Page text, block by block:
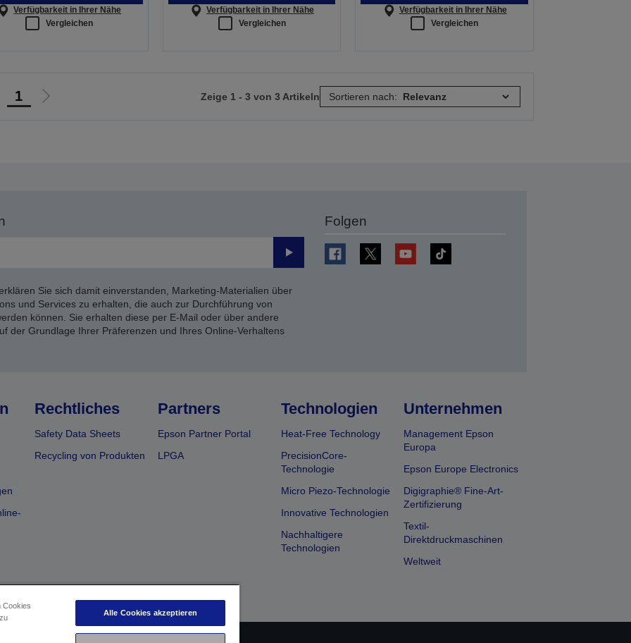
Verfügbarkeit in Ihrer Nähe
Vergleichen
Verfügbarkeit in Ihrer Nähe
Vergleichen
Verfügbarkeit in Ihrer Nähe
Vergleichen
1
Zur
Zeige 1 - 3 von 3 Artikeln Sortieren nach:
Senden
Sie sich damit einverstanden, Marketing-Materialien über
und Services zu erhalten, die auch zur Durchführung von
können. Sie erhalten diese per E-Mail oder über andere
der Grundlage Ihrer Präferenzen und Ihres Online-Verhaltens
Folgen
Rechtliches
Safety Data Sheets
Recycling von Produkten
Partners
Epson Partner Portal
LPGA
Technologien
Heat-Free Technology
PrecisionCore-
Technologie
Micro Piezo-Technologie
Innovative Technologien
Nachhaltigere
Technologien
Unternehmen
Management Epson
Europa
Epson Europe Electronics
Digigraphie® Fine-Art-
Zertifizierung
Textil-
Direktdruckmaschinen
Weltweit
Cookies
Alle Cookies akzeptieren